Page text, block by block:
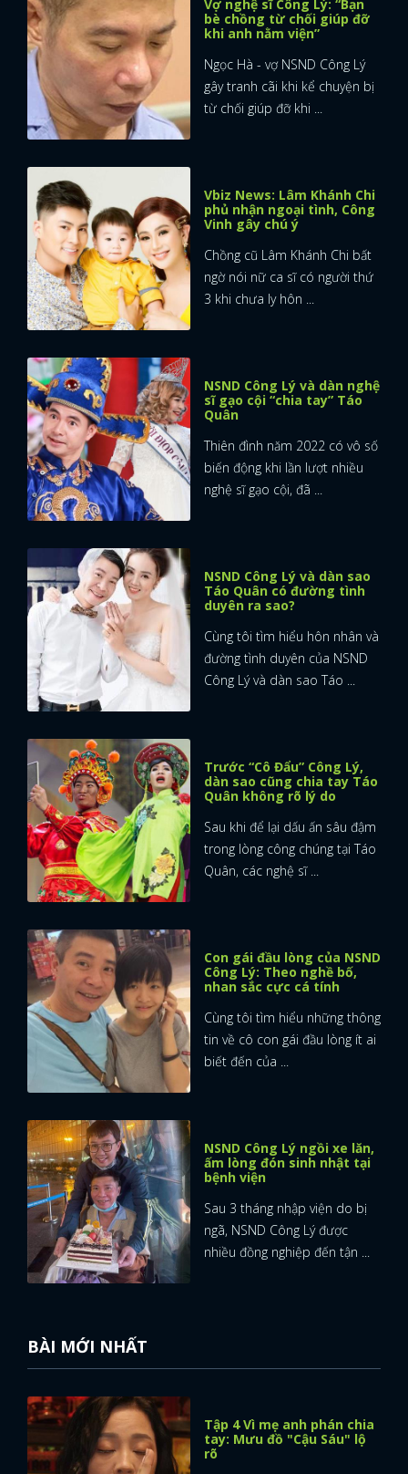
FACEBOOK GOOGLE
Vợ nghệ sĩ Công Lý: “Bạn
bè chồng từ chối giúp đỡ
khi anh nằm viện”
Ngọc Hà - vợ NSND Công Lý
gây tranh cãi khi kể chuyện bị
từ chối giúp đỡ khi ...
Vbiz News: Lâm Khánh Chi
phủ nhận ngoại tình, Công
Vinh gây chú ý
Chồng cũ Lâm Khánh Chi bất
ngờ nói nữ ca sĩ có người thứ
3 khi chưa ly hôn ...
NSND Công Lý và dàn nghệ
sĩ gạo cội “chia tay” Táo
Quân
Thiên đình năm 2022 có vô số
biến động khi lần lượt nhiều
nghệ sĩ gạo cội, đã ...
NSND Công Lý và dàn sao
Táo Quân có đường tình
duyên ra sao?
Cùng tôi tìm hiểu hôn nhân và
đường tình duyên của NSND
Công Lý và dàn sao Táo ...
Trước “Cô Đẩu” Công Lý,
dàn sao cũng chia tay Táo
Quân không rõ lý do
Sau khi để lại dấu ấn sâu đậm
trong lòng công chúng tại Táo
Quân, các nghệ sĩ ...
Con gái đầu lòng của NSND
Công Lý: Theo nghề bố,
nhan sắc cực cá tính
Cùng tôi tìm hiểu những thông
tin về cô con gái đầu lòng ít ai
biết đến của ...
NSND Công Lý ngồi xe lăn,
ấm lòng đón sinh nhật tại
bệnh viện
Sau 3 tháng nhập viện do bị
ngã, NSND Công Lý được
nhiều đồng nghiệp đến tận ...
BÀI MỚI NHẤT
Tập 4 Vì mẹ anh phán chia
tay: Mưu đồ "Cậu Sáu" lộ
rõ